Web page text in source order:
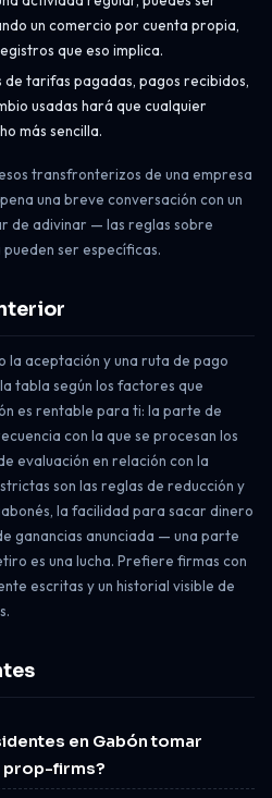
un comercio por cuenta propia,
que eso implica.
tarifas pagadas, pagos recibidos,
usadas hará que cualquier
más sencilla.
transfronterizos de una empresa
una breve conversación con un
de adivinar — las reglas sobre
ser específicas.
la aceptación y una ruta de pago
tabla según los factores que
es rentable para ti: la parte de
con la que se procesan los
evaluación en relación con la
son las reglas de reducción y
la facilidad para sacar dinero
ganancias anunciada — una parte
es una lucha. Prefiere firmas con
escritas y un historial visible de
en Gabón tomar
prop-firms?